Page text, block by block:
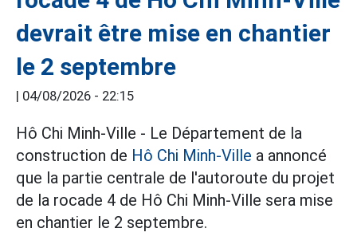
devrait être mise en chantier
le 2 septembre
04/08/2026 - 22:15
Hô Chi Minh-Ville - Le Département de la
construction de Hô Chi Minh-Ville a annoncé
que la partie centrale de l'autoroute du projet
de la rocade 4 de Hô Chi Minh-Ville sera mise
en chantier le 2 septembre.